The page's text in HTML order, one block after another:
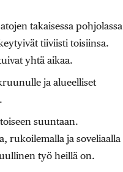
takaisessa pohjolassa
tiiviisti toisiinsa.
yhtä aikaa.
ja alueelliset
suuntaan.
rukoilemalla ja soveliaalla
työ heillä on.